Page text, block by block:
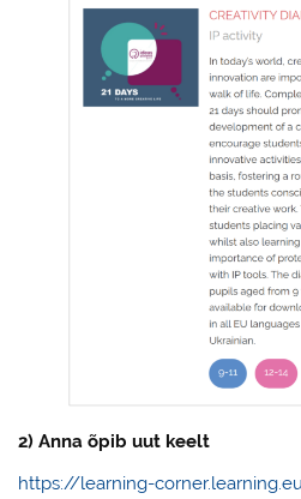
2) Anna õpib uut keelt
https://learning-